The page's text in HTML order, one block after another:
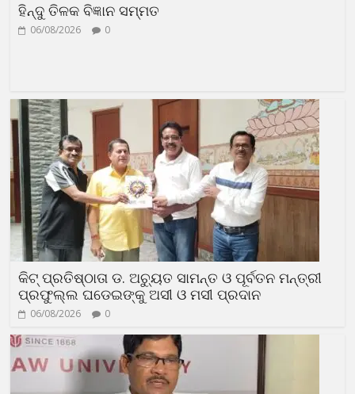
ହିନ୍ଦୁ ତିଳକ ବିଜ୍ଞାନ ସମ୍ମତ
06/08/2026 0
କିଟ୍ ପ୍ରତିଷ୍ଠାତା ଡ. ଅଚ୍ୟୁତ ସାମନ୍ତ ଓ ପୂର୍ବତନ ମନ୍ତ୍ରୀ
ପ୍ରଫୁଲ୍ଲ ଘଡେଇଙ୍କୁ ଅସୀ ଓ ମସୀ ପ୍ରଦାନ
06/08/2026 0